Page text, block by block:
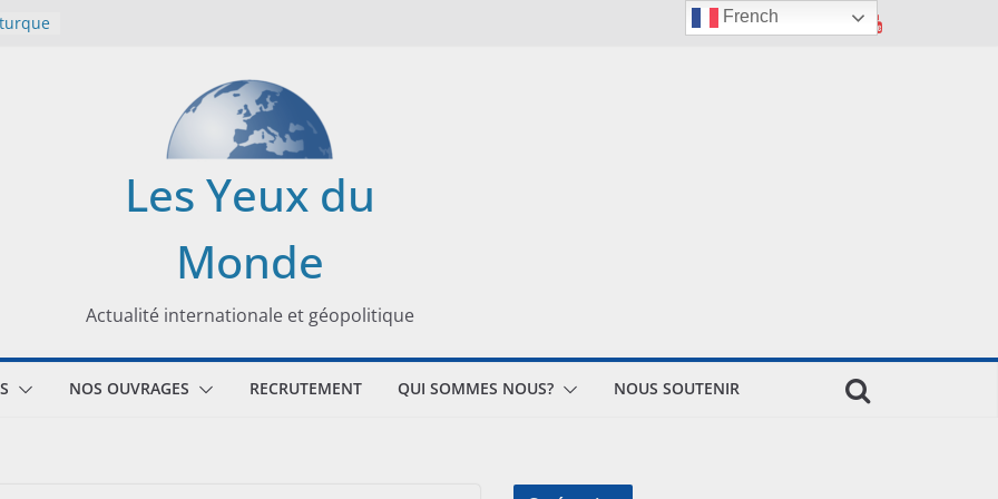
Les Yeux du
Monde
Actualité internationale et géopolitique
NOS OUVRAGES RECRUTEMENT QUI SOMMES NOUS? NOUS SOUTENIR
French